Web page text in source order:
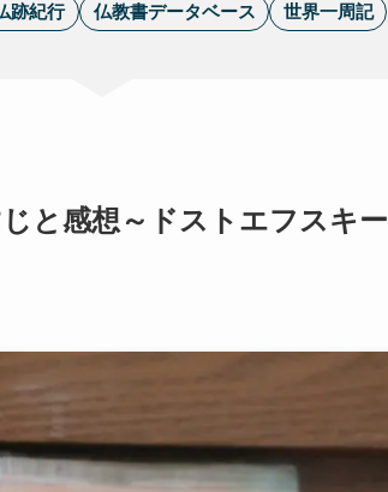
跡紀行
仏教書データベース 世界一周記
と感想～ドストエフスキー